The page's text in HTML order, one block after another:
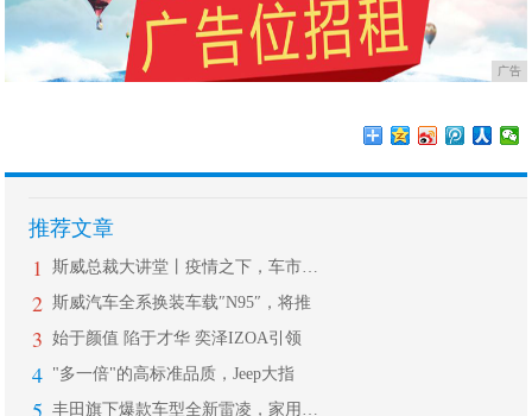
广告
推荐文章
1 斯威总裁大讲堂丨疫情之下，车市如何拉
2 斯威汽车全系换装车载″N95″，将推
3 始于颜值 陷于才华 奕泽IZOA引领
4 "多一倍"的高标准品质，Jeep大指
丰田旗下爆款车型全新雷凌，家用轿车中